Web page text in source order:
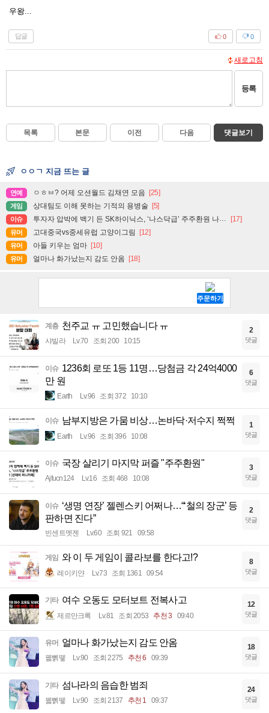
우왕...
답글 0
0
새로고침
등록
목록 본문 이전 다음 댓글보기
ㅇㅇㄱ 지금 뜨는 글
연예 ㅇㅎㅂ? 어제 오션월드 김채연 모음 [25]
게임 상대팀도 이해 못하는 기적의 용병술 [5]
이슈 투자자 압박에 백기 든 SK하이닉스, ‘나스닥급’ 주주환원 나설까 [17]
유머 고대중국vs중세유럽 고양이그림 [12]
유머 아들 키우는 엄마 [10]
유머 얼마나 화가났는지 감도 안옴 [18]
계층 천주교 ㅠ 고민했습니다 ㅠ
샤빌라 Lv.70 조회 200 10:15
2
댓글
이슈 1236회 로또 1등 11명…당첨금 각 24억4000
만 원
Earth Lv.96 조회 372 10:10
6
댓글
이슈 남부지방은 가뭄 비상…논바닥·저수지 쩍쩍
Earth Lv.96 조회 396 10:08
1
댓글
이슈 국장 살리기 마지막 퍼즐 "주주환원"
Ajfucn124 Lv.16 조회 468 10:08
3
댓글
이슈 ‘생명 연장’ 젤렌스키 어쩌나…“‘철의 장군’ 등
판하면 진다”
빈센트멧젠 Lv.60 조회 921 09:58
2
댓글
게임 와 이 두 게임이 콜라보를 한다고!?
레이키얀 Lv.73 조회 1361 09:54
8
댓글
기타 여수 오동도 모터보트 전복사고
제르만크록 Lv.81 조회 2053 추천 3 09:40
12
댓글
유머 얼마나 화가났는지 감도 안옴
꿻뻵뗗 Lv.90 조회 2275 추천 6 09:39
18
댓글
기타 섬나라의 음습한 범죄
꿻뻵뗗 Lv.90 조회 2137 추천 1 09:37
24
댓글